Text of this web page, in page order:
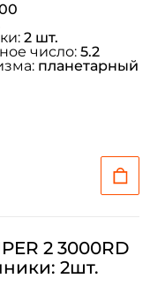
2 шт.
число: 5.2
планетарный
2 3000RD
2шт.